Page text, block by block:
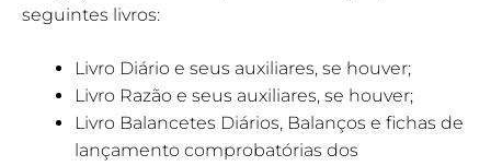
seguintes livros:
Livro Diário e seus auxiliares, se houver;
Livro Razão e seus auxiliares, se houver;
Livro Balancetes Diários, Balanços e fichas de
lançamento comprobatórias dos